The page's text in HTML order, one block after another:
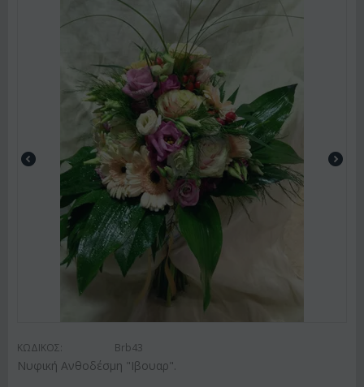
ΚΩΔΙΚΟΣ: Brb43
Νυφική Ανθοδέσμη "Ιβουαρ".